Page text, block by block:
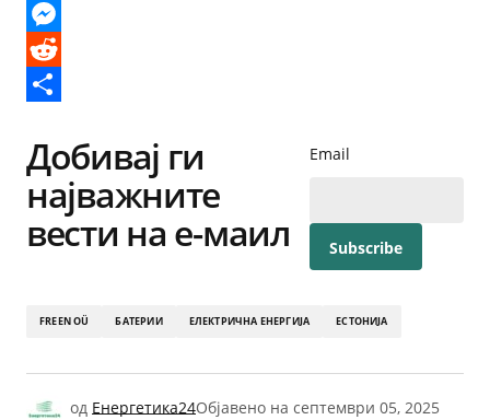
X
Messenger
Reddit
Добивај ги
најважните
вести на е-маил
Email
FREEN OÜ БАТЕРИИ ЕЛЕКТРИЧНА ЕНЕРГИЈА ЕСТОНИЈА
од Енергетика24Објавено на септември 05, 2025